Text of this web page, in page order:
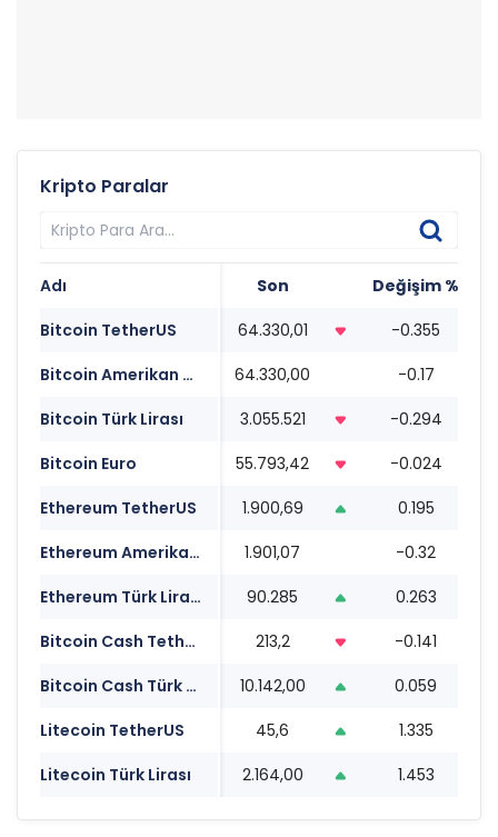
Kripto Paralar
Adı Son Değişim %
Bitcoin TetherUS
64.330,01 -0.355
Bitcoin Amerikan Doları
64.330,00 -0.17
Bitcoin Türk Lirası
3.055.521 -0.294
Bitcoin Euro
55.793,42 -0.024
Ethereum TetherUS
1.900,69 0.195
Ethereum Amerikan Doları
1.901,07 -0.32
Ethereum Türk Lirası
90.285 0.263
Bitcoin Cash TetherUS
213,2 -0.141
Bitcoin Cash Türk Lirası
10.142,00 0.059
Litecoin TetherUS
45,6 1.335
Litecoin Türk Lirası
2.164,00 1.453